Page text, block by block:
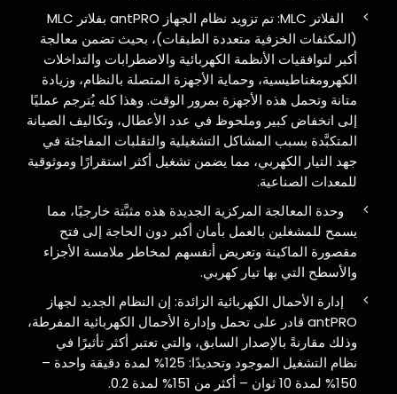
الفلاتر MLC: تم تزويد نظام الجهاز antPRO بفلاتر MLC
(المكثفات الخزفية متعددة الطبقات)، بحيث تضمن معالجة
أكبر لتوافقيات الأنظمة الكهربائية والاضطرابات والتداخلات
الكهرومغناطيسية، وحماية الأجهزة المتصلة بالنظام، وزيادة
متانة وتحمل هذه الأجهزة بمرور الوقت. وهذا كله يُترجم عمليًا
إلى انخفاض كبير وملحوظ في عدد الأعطال، وتكاليف الصيانة
المتكبَّدة بسبب المشاكل التشغيلية والتقلبات المفاجئة في
جهد التيار الكهربي، مما يضمن تشغيل أكثر استقرارًا وموثوقية
للمعدات الصناعية.
وحدة المعالجة المركزية الجديدة هذه مثبَّتة خارجيًا، مما
يسمح للمشغلين بالعمل بأمان أكبر دون الحاجة إلى فتح
مقصورة الماكينة وتعريض أنفسهم لمخاطر ملامسة الأجزاء
والأسطح التي بها تيار كهربي.
إدارة الأحمال الكهربائية الزائدة: إن النظام الجديد لجهاز
antPRO قادر على تحمل وإدارة الأحمال الكهربائية المفرطة،
وذلك مقارنةً بالإصدار السابق، والتي تعتبر أكثر تأثيرًا في
نظام التشغيل الموجود وتحديدًا: 125% لمدة دقيقة واحدة –
150% لمدة 10 ثوان – أكثر من 151% لمدة 0.2.